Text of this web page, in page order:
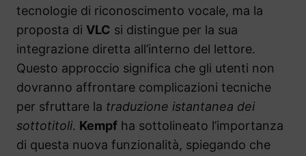
tecnologie di riconoscimento vocale, ma la
proposta di VLC si distingue per la sua
integrazione diretta all’interno del lettore.
Questo approccio significa che gli utenti non
dovranno affrontare complicazioni tecniche
per sfruttare la traduzione istantanea dei
sottotitoli. Kempf ha sottolineato l’importanza
di questa nuova funzionalità, spiegando che